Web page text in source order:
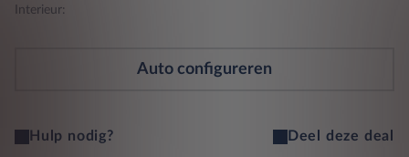
Interieur:
Auto configureren
Hulp nodig? Deel deze deal